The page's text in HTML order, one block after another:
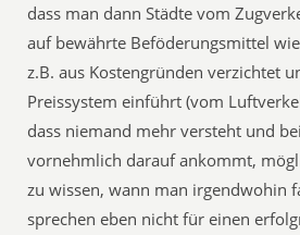
dass man dann Städte vom
auf bewährte Beföderungsmittel
z.B. aus Kostengründen verzichtet
Preissystem einführt (vom
dass niemand mehr versteht und
vornehmlich darauf ankommt,
zu wissen, wann man irgendwohin
sprechen eben nicht für einen